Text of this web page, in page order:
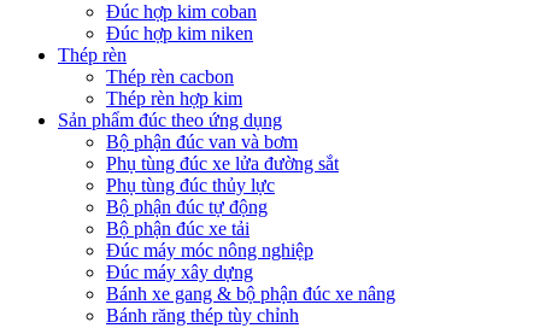
Đúc hợp kim coban
Đúc hợp kim niken
Thép rèn
Thép rèn cacbon
Thép rèn hợp kim
Sản phẩm đúc theo ứng dụng
Bộ phận đúc van và bơm
Phụ tùng đúc xe lửa đường sắt
Phụ tùng đúc thủy lực
Bộ phận đúc tự động
Bộ phận đúc xe tải
Đúc máy móc nông nghiệp
Đúc máy xây dựng
Bánh xe gang & bộ phận đúc xe nâng
Bánh răng thép tùy chỉnh